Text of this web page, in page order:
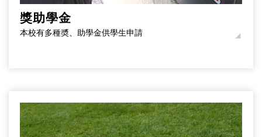
獎助學金
本校有多種奬、助學金供學生申請